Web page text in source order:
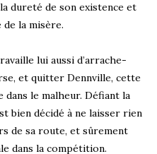
dureté de son existence et
la misère.
lui aussi d’arrache-
et quitter Dennville, cette
dans le malheur. Défiant la
bien décidé à ne laisser rien
de sa route, et sûrement
dans la compétition.